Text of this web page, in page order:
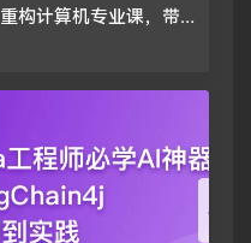
重构计算机专业课，带